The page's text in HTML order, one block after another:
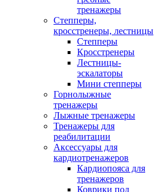
тренажеры
Степперы,
кросстренеры, лестницы
Степперы
Кросстренеры
Лестницы-
эскалаторы
Мини степперы
Горнолыжные
тренажеры
Лыжные тренажеры
Тренажеры для
реабилитации
Аксессуары для
кардиотренажеров
Кардиопояса для
тренажеров
Коврики под